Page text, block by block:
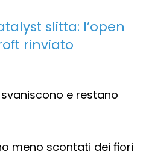
slitta: l’open
rinviato
e restano
meno scontati dei fiori